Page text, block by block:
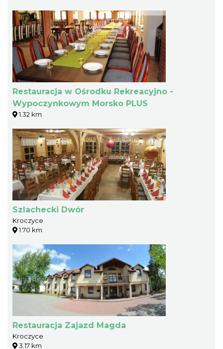
Restauracja w Ośrodku Rekreacyjno -
Wypoczynkowym Morsko PLUS
1.32 km
Szlachecki Dwór
Kroczyce
1.70 km
Restauracja Zajazd Magda
Kroczyce
3.17 km